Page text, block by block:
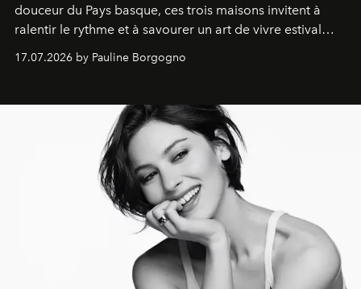
douceur du Pays basque, ces trois maisons invitent à
ralentir le rythme et à savourer un art de vivre estival
aussi raffiné qu'inspirant.
17.07.2026 by Pauline Borgogno